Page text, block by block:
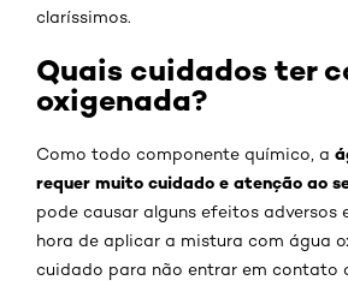
claríssimos.
Quais cuidados ter
oxigenada?
Como todo componente químico, a
requer muito cuidado e atenção ao
pode causar alguns efeitos adversos
hora de aplicar a mistura com água
cuidado para não entrar em contato